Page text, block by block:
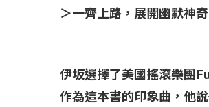
＞一齊上路，展開幽默神
伊坂選擇了美國搖滾樂團
作為這本書的印象曲，他